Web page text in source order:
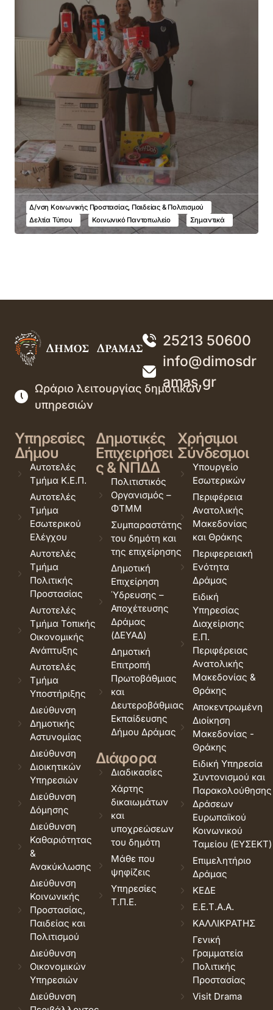
Δ/νση Κοινωνικής Προστασίας, Παιδείας & Πολιτισμού
Δελτία Τύπου
Κοινωνικό Παντοπωλείο Σημαντικά
25213 50600
info@dimosdr
amas.gr
Ωράριο λειτουργίας δημοτικών
υπηρεσιών
Υπηρεσίες
Δήμου
Αυτοτελές
Τμήμα Κ.Ε.Π.
Αυτοτελές
Τμήμα
Εσωτερικού
Ελέγχου
Αυτοτελές
Τμήμα
Πολιτικής
Προστασίας
Αυτοτελές
Τμήμα Τοπικής
Οικονομικής
Ανάπτυξης
Αυτοτελές
Τμήμα
Υποστήριξης
Διεύθυνση
Δημοτικής
Αστυνομίας
Διεύθυνση
Διοικητικών
Υπηρεσιών
Διεύθυνση
Δόμησης
Διεύθυνση
Καθαριότητας
&
Ανακύκλωσης
Διεύθυνση
Κοινωνικής
Προστασίας,
Παιδείας και
Πολιτισμού
Διεύθυνση
Οικονομικών
Υπηρεσιών
Διεύθυνση
Δημοτικές
Επιχειρήσει
ς & ΝΠΔΔ
Πολιτιστικός
Οργανισμός –
ΦΤΜΜ
Συμπαραστάτης
του δημότη και
της επιχείρησης
Δημοτική
Επιχείρηση
Ύδρευσης –
Αποχέτευσης
Δράμας
(ΔΕΥΑΔ)
Δημοτική
Επιτροπή
Πρωτοβάθμιας
και
Δευτεροβάθμιας
Εκπαίδευσης
Δήμου Δράμας
Διάφορα
Διαδικασίες
Χάρτης
δικαιωμάτων
και
υποχρεώσεων
του δημότη
Μάθε που
ψηφίζεις
Υπηρεσίες
Τ.Π.Ε.
Χρήσιμοι
Σύνδεσμοι
Υπουργείο
Εσωτερικών
Περιφέρεια
Ανατολικής
Μακεδονίας
και Θράκης
Περιφερειακή
Ενότητα
Δράμας
Ειδική
Υπηρεσίας
Διαχείρισης
Ε.Π.
Περιφέρειας
Ανατολικής
Μακεδονίας &
Θράκης
Αποκεντρωμένη
Διοίκηση
Μακεδονίας -
Θράκης
Ειδική Υπηρεσία
Συντονισμού και
Παρακολούθησης
Δράσεων
Ευρωπαϊκού
Κοινωνικού
Ταμείου (ΕΥΣΕΚΤ)
Επιμελητήριο
Δράμας
ΚΕΔΕ
Ε.Ε.Τ.Α.Α.
ΚΑΛΛΙΚΡΑΤΗΣ
Γενική
Γραμματεία
Πολιτικής
Προστασίας
Visit Drama